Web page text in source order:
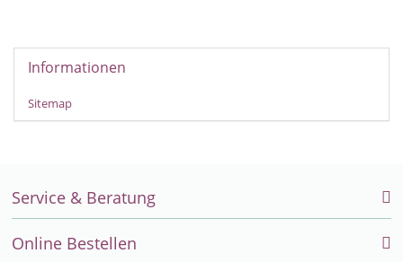
Informationen
Sitemap
Service & Beratung
Online Bestellen